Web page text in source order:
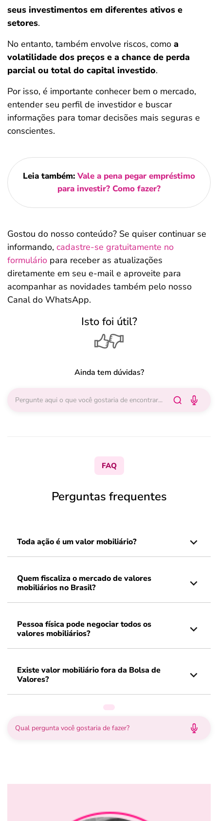
seus investimentos em diferentes ativos e
setores.
No entanto, também envolve riscos, como a
volatilidade dos preços e a chance de perda
parcial ou total do capital investido.
Por isso, é importante conhecer bem o mercado,
entender seu perfil de investidor e buscar
informações para tomar decisões mais seguras e
conscientes.
Leia também: Vale a pena pegar empréstimo
para investir? Como fazer?
Gostou do nosso conteúdo? Se quiser continuar se
informando, cadastre-se gratuitamente no
formulário para receber as atualizações
diretamente em seu e-mail e aproveite para
acompanhar as novidades também pelo nosso
Canal do WhatsApp.
Isto foi útil?
Ainda tem dúvidas?
FAQ
Perguntas frequentes
Toda ação é um valor mobiliário?
Quem fiscaliza o mercado de valores
mobiliários no Brasil?
Pessoa física pode negociar todos os
valores mobiliários?
Existe valor mobiliário fora da Bolsa de
Valores?